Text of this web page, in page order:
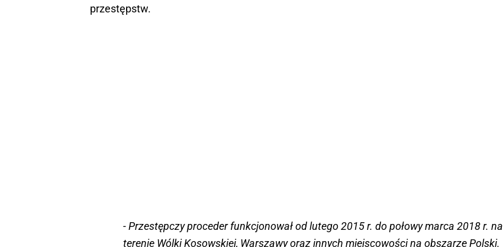
przestępstw.
- Przestępczy proceder funkcjonował od lutego 2015 r. do połowy marca 2018 r. na
terenie Wólki Kosowskiej, Warszawy oraz innych miejscowości na obszarze Polski.